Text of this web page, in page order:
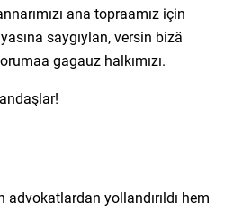
ana topraamız için
saygıylan, versin bizä
gagauz halkımızı.
yollandırıldı hem